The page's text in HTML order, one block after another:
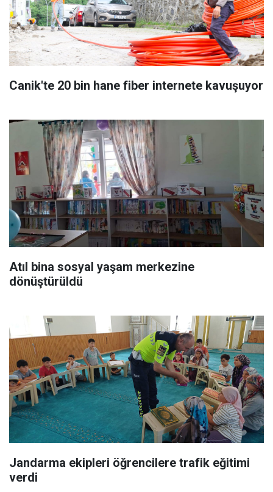
Canik'te 20 bin hane fiber internete kavuşuyor
Atıl bina sosyal yaşam merkezine
dönüştürüldü
Jandarma ekipleri öğrencilere trafik eğitimi
verdi